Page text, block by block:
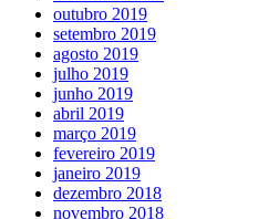
outubro 2019
setembro 2019
agosto 2019
julho 2019
junho 2019
abril 2019
março 2019
fevereiro 2019
janeiro 2019
dezembro 2018
novembro 2018